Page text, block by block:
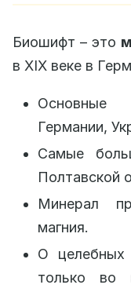
Биошифт – это
в XIX веке в
Основные
Германии,
Самые
Полтавской
Минерал
магния.
О целебных
только во